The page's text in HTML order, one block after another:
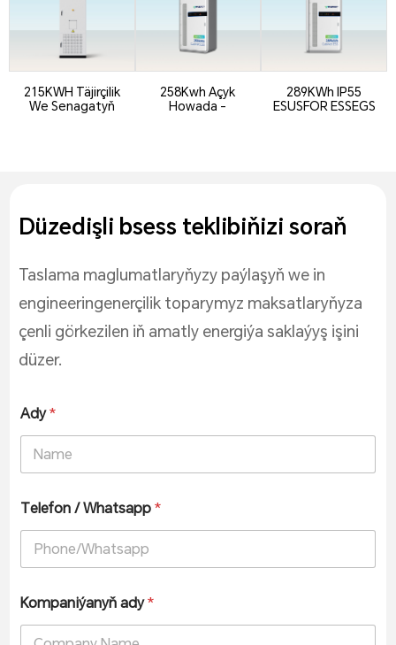
215KWH Täjirçilik
We Senagatyň
258Kwh Açyk
Howada -
289KWh IP55
ESUSFOR ESSEGS
Düzedişli bsess teklibiňizi soraň
Taslama maglumatlaryňyzy paýlaşyň we in
engineeringenerçilik toparymyz maksatlaryňyza
çenli görkezilen iň amatly energiýa saklaýyş işini
düzer.
Ady*
Telefon / Whatsapp*
Kompaniýanyň ady*